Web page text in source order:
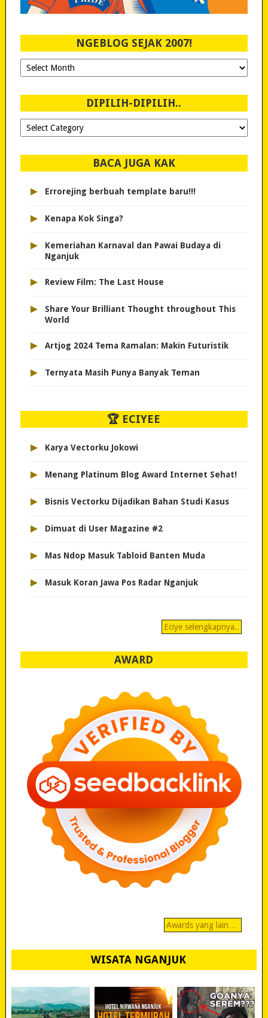
NGEBLOG SEJAK 2007!
Ngeblog
Sejak
DIPILIH-DIPILIH..
Dipilih-
dipilih..
BACA JUGA KAK
▸ Errorejing berbuah template baru!!!
▸ Kenapa Kok Singa?
▸
Kemeriahan Karnaval dan Pawai Budaya di
Nganjuk
▸ Review Film: The Last House
▸
Share Your Brilliant Thought throughout This
World
▸ Artjog 2024 Tema Ramalan: Makin Futuristik
▸ Ternyata Masih Punya Banyak Teman
🏆 ECIYEE
▸ Karya Vectorku Jokowi
▸ Menang Platinum Blog Award Internet Sehat!
▸ Bisnis Vectorku Dijadikan Bahan Studi Kasus
▸ Dimuat di User Magazine #2
▸ Mas Ndop Masuk Tabloid Banten Muda
▸ Masuk Koran Jawa Pos Radar Nganjuk
Eciye selengkapnya..
AWARD
Awards yang lain…
WISATA NGANJUK